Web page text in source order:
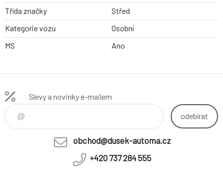
Třída značky
Střed
Kategorie vozu
Osobní
MS
Ano
Slevy a novinky e-mailem
odebírat
obchod@dusek-automa.cz
+420 737 284 555